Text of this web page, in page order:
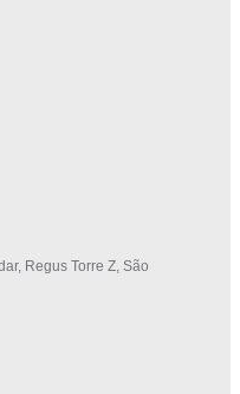
Regus Torre Z, São